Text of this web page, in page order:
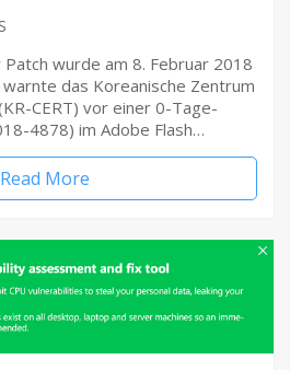
wurde am 8. Februar 2018
das Koreanische Zentrum
CERT) vor einer 0-Tage-
4878) im Adobe Flash…
Read More